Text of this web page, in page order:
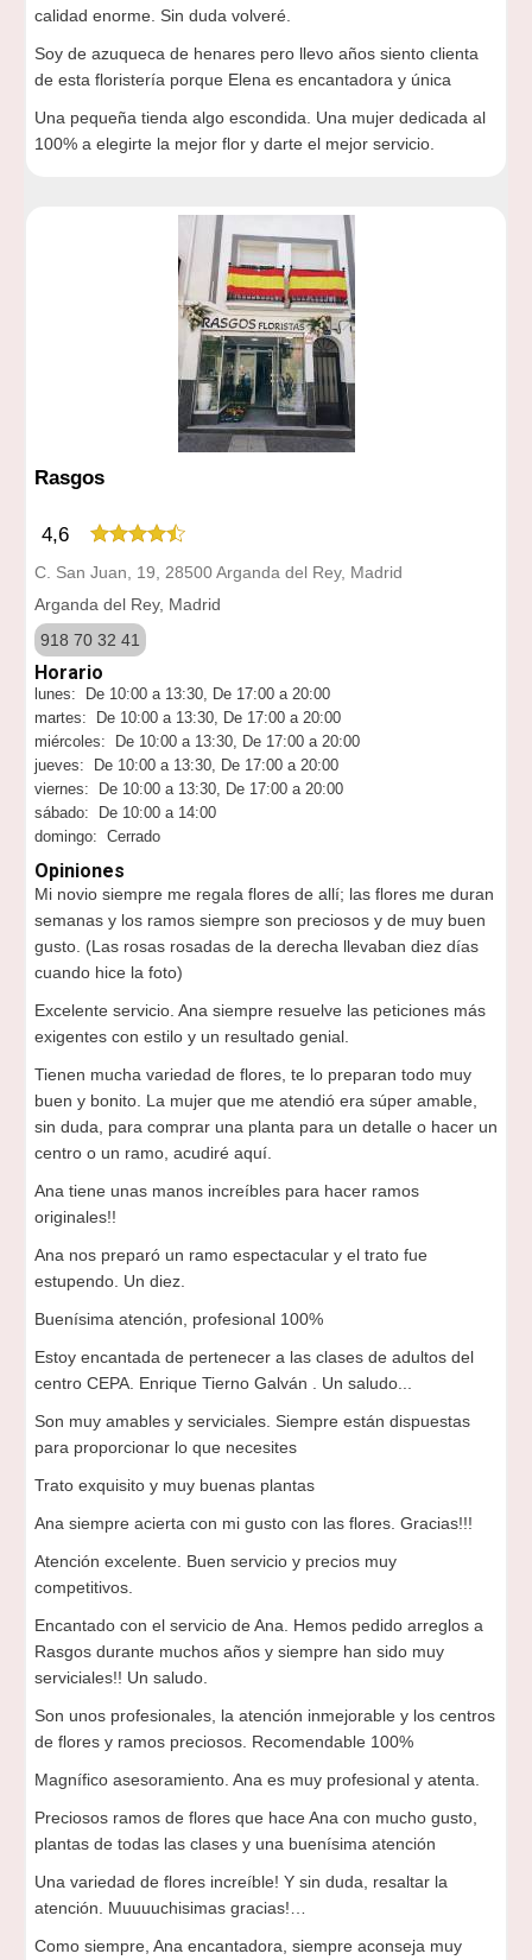
calidad enorme. Sin duda volveré.
Soy de azuqueca de henares pero llevo años siento clienta
de esta floristería porque Elena es encantadora y única
Una pequeña tienda algo escondida. Una mujer dedicada al
100% a elegirte la mejor flor y darte el mejor servicio.
Rasgos
4,6
C. San Juan, 19, 28500 Arganda del Rey, Madrid
Arganda del Rey, Madrid
918 70 32 41
Horario
lunes: De 10:00 a 13:30, De 17:00 a 20:00
martes: De 10:00 a 13:30, De 17:00 a 20:00
miércoles: De 10:00 a 13:30, De 17:00 a 20:00
jueves: De 10:00 a 13:30, De 17:00 a 20:00
viernes: De 10:00 a 13:30, De 17:00 a 20:00
sábado: De 10:00 a 14:00
domingo: Cerrado
Opiniones
Mi novio siempre me regala flores de allí; las flores me duran
semanas y los ramos siempre son preciosos y de muy buen
gusto. (Las rosas rosadas de la derecha llevaban diez días
cuando hice la foto)
Excelente servicio. Ana siempre resuelve las peticiones más
exigentes con estilo y un resultado genial.
Tienen mucha variedad de flores, te lo preparan todo muy
buen y bonito. La mujer que me atendió era súper amable,
sin duda, para comprar una planta para un detalle o hacer un
centro o un ramo, acudiré aquí.
Ana tiene unas manos increíbles para hacer ramos
originales!!
Ana nos preparó un ramo espectacular y el trato fue
estupendo. Un diez.
Buenísima atención, profesional 100%
Estoy encantada de pertenecer a las clases de adultos del
centro CEPA. Enrique Tierno Galván . Un saludo...
Son muy amables y serviciales. Siempre están dispuestas
para proporcionar lo que necesites
Trato exquisito y muy buenas plantas
Ana siempre acierta con mi gusto con las flores. Gracias!!!
Atención excelente. Buen servicio y precios muy
competitivos.
Encantado con el servicio de Ana. Hemos pedido arreglos a
Rasgos durante muchos años y siempre han sido muy
serviciales!! Un saludo.
Son unos profesionales, la atención inmejorable y los centros
de flores y ramos preciosos. Recomendable 100%
Magnífico asesoramiento. Ana es muy profesional y atenta.
Preciosos ramos de flores que hace Ana con mucho gusto,
plantas de todas las clases y una buenísima atención
Una variedad de flores increíble! Y sin duda, resaltar la
atención. Muuuuchisimas gracias!…
Como siempre, Ana encantadora, siempre aconseja muy